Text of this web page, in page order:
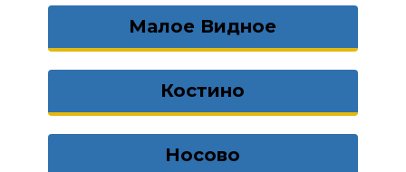
Малое Видное
Костино
Носово